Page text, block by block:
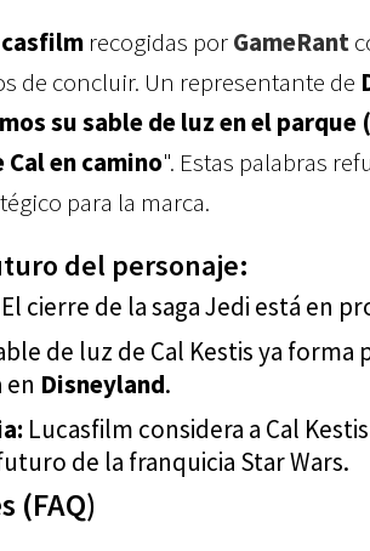
recogidas porGameRant
de concluir. Un representante de
su sable de luz en el parque
en camino". Estas palabras
para la marca.
del personaje:
El cierre de la saga Jedi está en
de luz de Cal Kestis ya forma
en Disneyland.
Lucasfilm considera a Cal
de la franquicia Star Wars.
(FAQ)